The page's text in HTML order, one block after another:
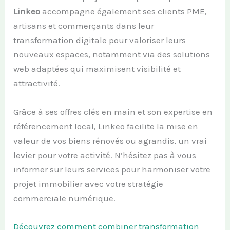
Linkeo accompagne également ses clients PME,
artisans et commerçants dans leur
transformation digitale pour valoriser leurs
nouveaux espaces, notamment via des solutions
web adaptées qui maximisent visibilité et
attractivité.
Grâce à ses offres clés en main et son expertise en
référencement local, Linkeo facilite la mise en
valeur de vos biens rénovés ou agrandis, un vrai
levier pour votre activité. N’hésitez pas à vous
informer sur leurs services pour harmoniser votre
projet immobilier avec votre stratégie
commerciale numérique.
Découvrez comment combiner transformation